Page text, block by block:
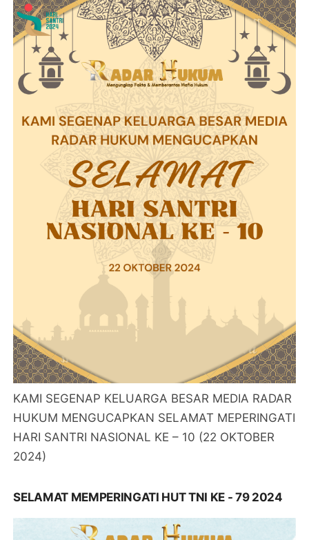
KAMI SEGENAP KELUARGA BESAR MEDIA RADAR
HUKUM MENGUCAPKAN SELAMAT MEPERINGATI
HARI SANTRI NASIONAL KE – 10 (22 OKTOBER
2024)
SELAMAT MEMPERINGATI HUT TNI KE - 79 2024